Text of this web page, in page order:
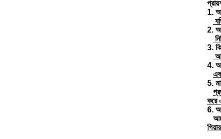
1.
2.
3.
4.
5.
করে
6.